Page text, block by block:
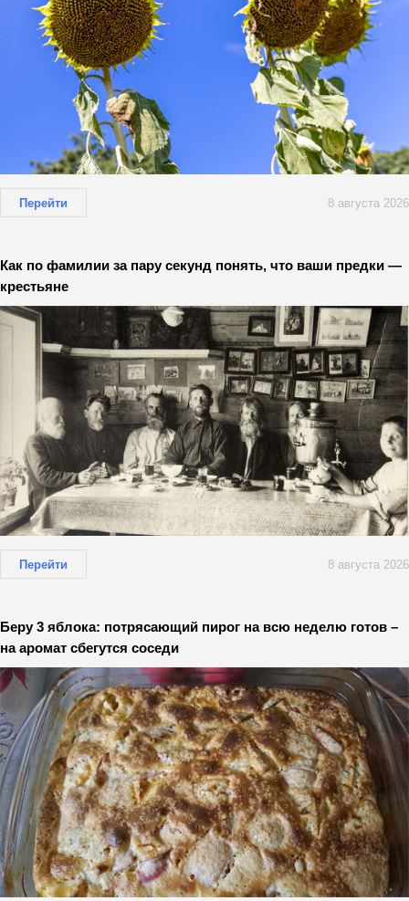
Перейти 8 августа 2026
Как по фамилии за пару секунд понять, что ваши предки —
крестьяне
Перейти 8 августа 2026
Беру 3 яблока: потрясающий пирог на всю неделю готов –
на аромат сбегутся соседи